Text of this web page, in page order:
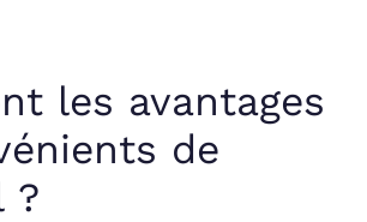
les avantages
de
?